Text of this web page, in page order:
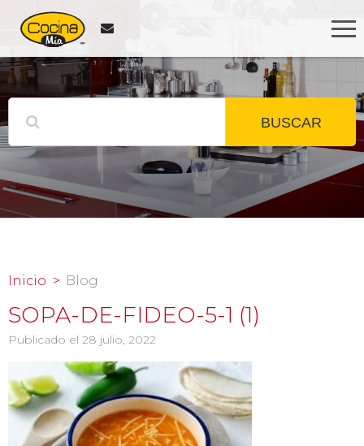
BUSCAR
Inicio Blog
SOPA-DE-FIDEO-5-1 (1)
Publicado el 28 julio, 2022